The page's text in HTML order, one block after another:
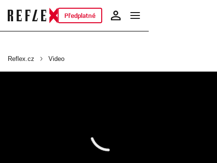
Předplatné
Reflex.cz Video